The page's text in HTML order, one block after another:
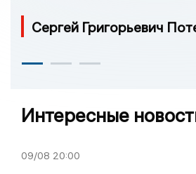
Сергей Григорьевич
Интересные
09/08 20:00